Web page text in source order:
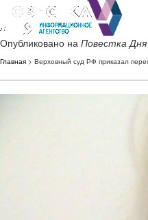
Опубликовано на Повестка Дня
Главная > Верховный суд РФ приказал